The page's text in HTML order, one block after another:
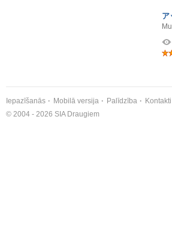
ア
Iepazīšanās Mobilā versija Palīdzība Kontakti
© 2004 - 2026 SIA Draugiem